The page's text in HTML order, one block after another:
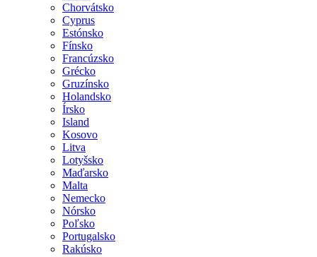
Chorvátsko
Cyprus
Estónsko
Fínsko
Francúzsko
Grécko
Gruzínsko
Holandsko
Írsko
Island
Kosovo
Litva
Lotyšsko
Maďarsko
Malta
Nemecko
Nórsko
Poľsko
Portugalsko
Rakúsko